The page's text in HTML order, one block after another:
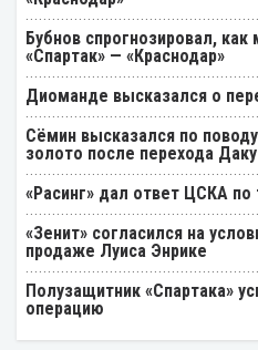
Бубнов спрогнозировал,
«Спартак» — «Краснодар»
Диоманде высказался о
Cёмин высказался по
золото после перехода Даку
«Расинг» дал ответ ЦСКА по
«Зенит» согласился на
продаже Луиса Энрике
Полузащитник «Спартака»
операцию